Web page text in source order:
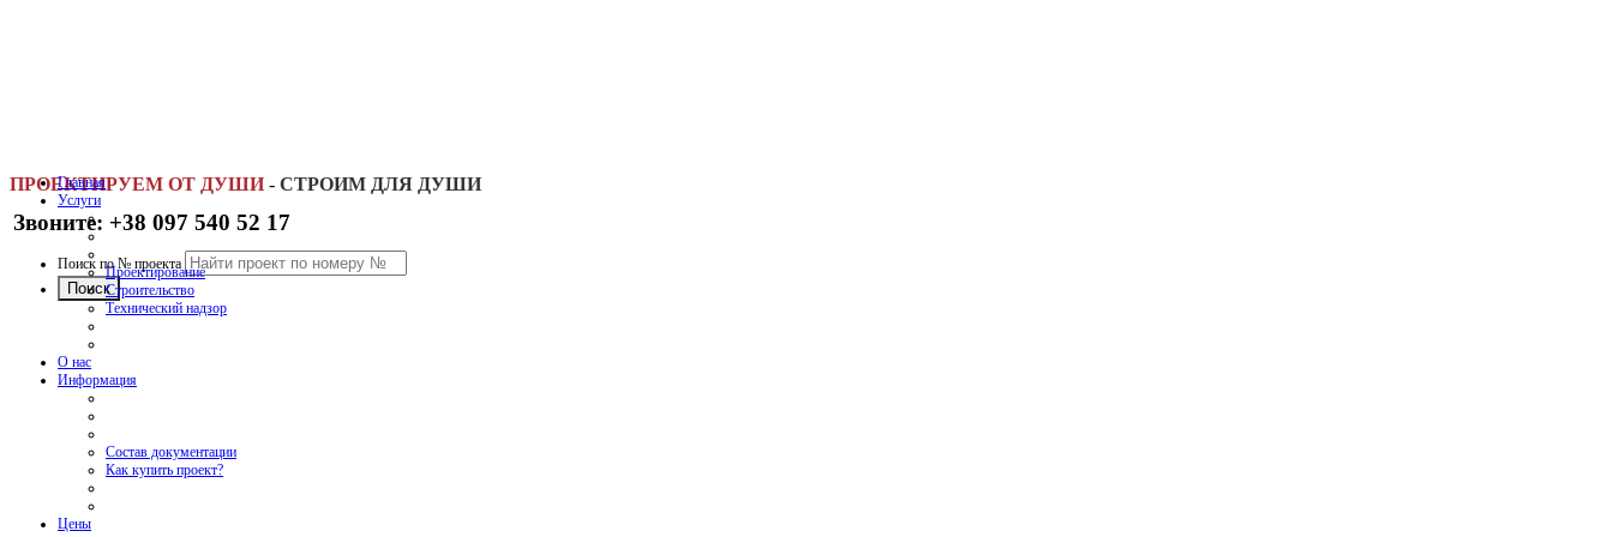
ПРОЕКТИРУЕМ ОТ ДУШИ - СТРОИМ ДЛЯ ДУШИ
Звоните: +38 097 540 52 17
Поиск по № проекта
Главная
Услуги
Проектирование
Строительство
Технический надзор
О нас
Информация
Состав документации
Как купить проект?
Цены